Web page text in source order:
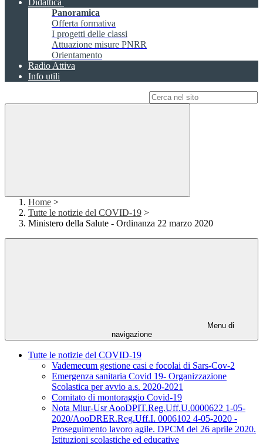
Didattica
Panoramica
Offerta formativa
I progetti delle classi
Attuazione misure PNRR
Orientamento
Radio Attiva
Info utili
Home >
Tutte le notizie del COVID-19 >
Ministero della Salute - Ordinanza 22 marzo 2020
Menu di
navigazione
Tutte le notizie del COVID-19
Vademecum gestione casi e focolai di Sars-Cov-2
Emergenza sanitaria Covid 19- Organizzazione
Scolastica per avvio a.s. 2020-2021
Comitato di montoraggio Covid-19
Nota Miur-Usr AooDPIT.Reg.Uff.U.0000622 1-05-
2020/AooDRER.Reg.Uff.I. 0006102 4-05-2020 -
Proseguimento lavoro agile. DPCM del 26 aprile 2020.
Istituzioni scolastiche ed educative